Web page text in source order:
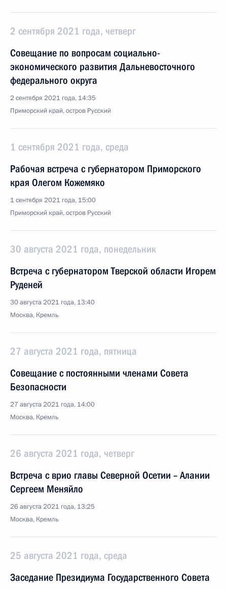
2 сентября 2021 года, четверг
Совещание по вопросам социально-
экономического развития Дальневосточного
федерального округа
2 сентября 2021 года, 14:35
Приморский край, остров Русский
1 сентября 2021 года, среда
Рабочая встреча с губернатором Приморского
края Олегом Кожемяко
1 сентября 2021 года, 15:00
Приморский край, остров Русский
30 августа 2021 года, понедельник
Встреча с губернатором Тверской области Игорем
Руденей
30 августа 2021 года, 13:40
Москва, Кремль
27 августа 2021 года, пятница
Совещание с постоянными членами Совета
Безопасности
27 августа 2021 года, 14:00
Москва, Кремль
26 августа 2021 года, четверг
Встреча с врио главы Северной Осетии – Алании
Сергеем Меняйло
26 августа 2021 года, 13:25
Москва, Кремль
25 августа 2021 года, среда
Заседание Президиума Государственного Совета